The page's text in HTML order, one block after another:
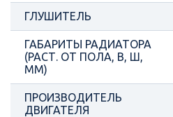
ГЛУШИТЕЛЬ
ГАБАРИТЫ РАДИАТОРА
(РАСТ. ОТ ПОЛА, В, Ш,
ММ)
ПРОИЗВОДИТЕЛЬ
ДВИГАТЕЛЯ